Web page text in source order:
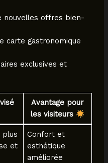
nouvelles offres bien-
carte gastronomique
exclusives et
Avantage pour
les visiteurs
plus
et
Confort et
esthétique
améliorée